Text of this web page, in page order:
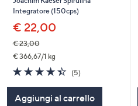
Integratore (150cps)
€ 22,00
€ 23,00
€ 366,67/1 kg
4.4
of
5
Stars
(5)
Aggiungi al carrello